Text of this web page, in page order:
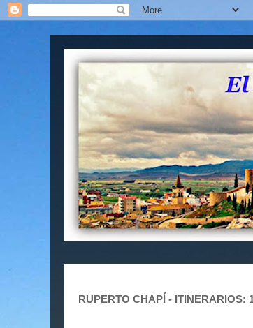
RUPERTO CHAPÍ - ITINERARIOS: